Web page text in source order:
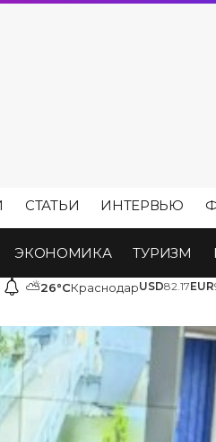
СТАТЬИ ИНТЕРВЬЮ
ЭКОНОМИКА ТУРИЗМ
⛅26°CКраснодарUSD82.17EUR